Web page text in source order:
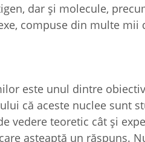
dar și molecule,
compuse din multe mii
este unul dintre
că aceste nuclee sunt
vedere teoretic cât și
așteaptă un răspuns.